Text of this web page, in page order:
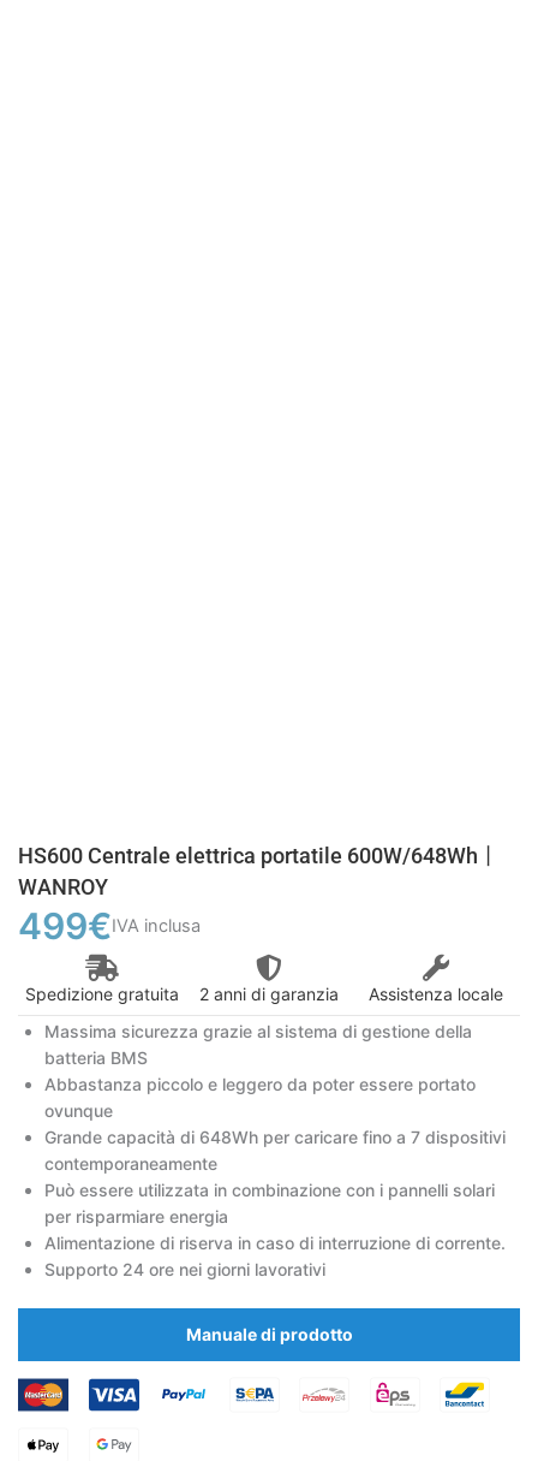
HS600 Centrale elettrica portatile 600W/648Wh丨
WANROY
499€IVA inclusa
Spedizione gratuita 2 anni di garanzia
Assistenza locale
Massima sicurezza grazie al sistema di gestione della
batteria BMS
Abbastanza piccolo e leggero da poter essere portato
ovunque
Grande capacità di 648Wh per caricare fino a 7 dispositivi
contemporaneamente
Può essere utilizzata in combinazione con i pannelli solari
per risparmiare energia
Alimentazione di riserva in caso di interruzione di corrente.
Supporto 24 ore nei giorni lavorativi
Manuale di prodotto